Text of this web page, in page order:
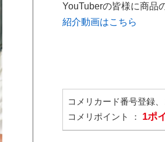
YouTuberの皆様に商品
紹介動画はこちら
コメリカード番号登録
コメリポイント ： 1ポ